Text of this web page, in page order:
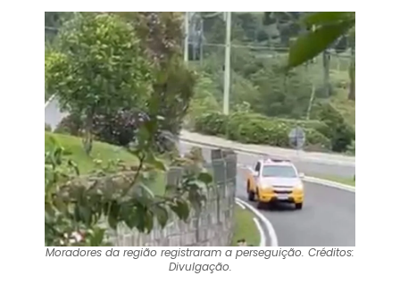
Moradores da região registraram a perseguição. Créditos:
Divulgação.